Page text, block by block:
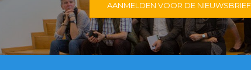
AANMELDEN VOOR DE NIEUWSBRIEF